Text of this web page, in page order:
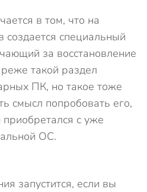
в том, что на
создается специальный
за восстановление
такой раздел
ПК, но такое тоже
смысл попробовать его,
с уже
ОС.
запустится, если вы